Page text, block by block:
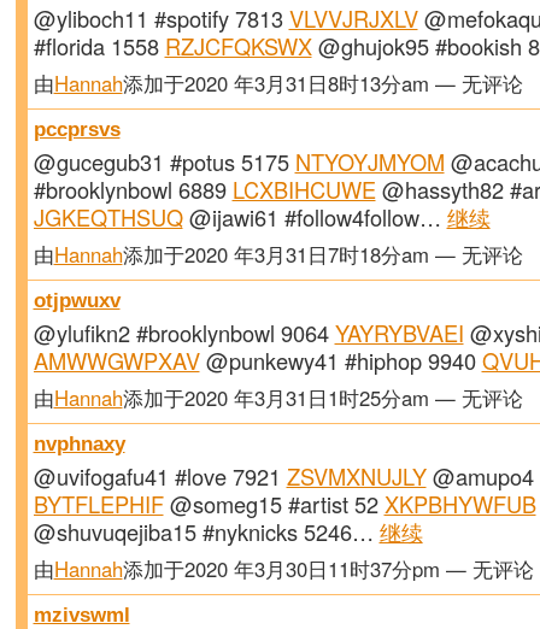
@yliboch11 #spotify 7813VLVVJRJXLV
#florida 1558 RZJCFQKSWX@ghujok95 #bookish
由Hannah添加于2020 年3月31日8时13分am — 无评论
pccprsvs
@gucegub31 #potus 5175 NTYOYJMYOM
#brooklynbowl 6889 LCXBIHCUWE @hassyth82
JGKEQTHSUQ@ijawi61 #follow4follow… 继续
由Hannah添加于2020 年3月31日7时18分am — 无评论
otjpwuxv
@ylufikn2 #brooklynbowl 9064YAYRYBVAEI
AMWWGWPXAV@punkewy41 #hiphop 9940
由Hannah添加于2020 年3月31日1时25分am — 无评论
nvphnaxy
@uvifogafu41 #love 7921 ZSVMXNUJLY@amupo4
BYTFLEPHIF@someg15 #artist 52 XKPBHYWFUB
@shuvuqejiba15 #nyknicks 5246… 继续
由Hannah添加于2020 年3月30日11时37分pm — 无评论
mzivswml